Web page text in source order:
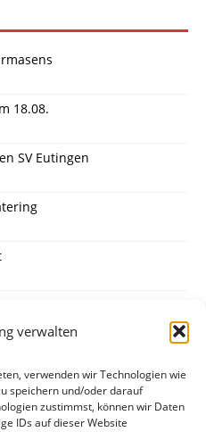
verwalten
verwenden wir Technologien wie
speichern und/oder darauf
zustimmst, können wir Daten
IDs auf dieser Website
18.08.
SV Eutingen